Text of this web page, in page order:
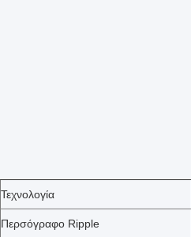
Τεχνολογία
Περσόγραφο Ripple